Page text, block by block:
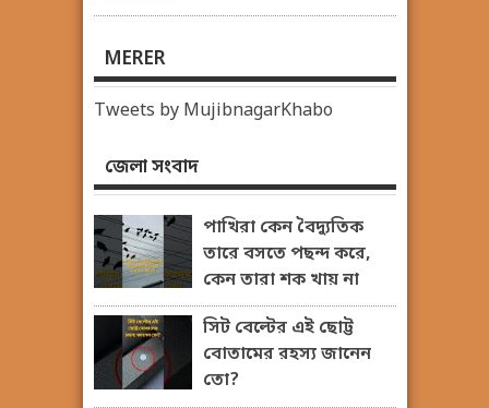
MERER
Tweets by MujibnagarKhabo
জেলা সংবাদ
পাখিরা কেন বৈদ্যুতিক
তারে বসতে পছন্দ করে,
কেন তারা শক খায় না
সিট বেল্টের এই ছোট্ট
বোতামের রহস্য জানেন
তো?